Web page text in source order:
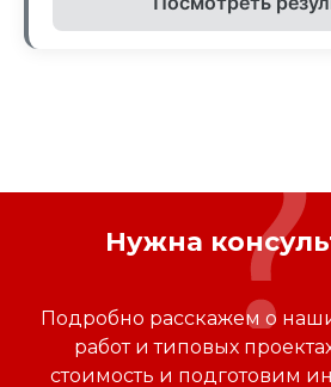
Нужна
Подробно расскажем о
работ и типовых
стоимость и подготовим